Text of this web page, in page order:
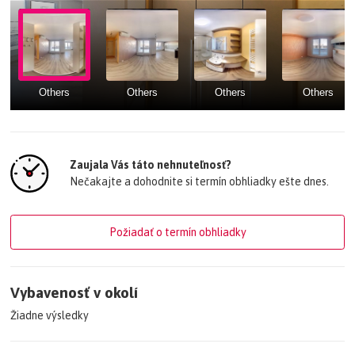
1. Spoluvlastnícky podiel o veľkosti 3/494 na nebytovom priestore č.
1 - garážové státie č. 2.61
úpravu s polyuretánovým/panpex náterom. V garáži je inštalované
štandardné aj núdzové osvetlenie. Odvodnenie podláh je
motorickú garážovú bránu s diaľkovým ovládaním. Každé parkovacie
miesto je označené vlastným poradovým číslom.
Cena vrátane energií:
Zaujala Vás táto nehnuteľnosť?
Nečakajte a dohodnite si termín obhliadky ešte dnes.
Požiadať o termín obhliadky
Vybavenosť v okolí
Žiadne výsledky